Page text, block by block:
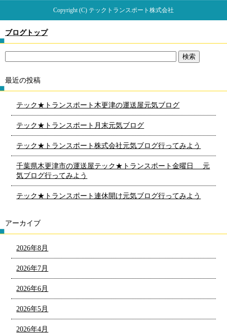
Copyright (C) テックトランスポート株式会社
ブログトップ
最近の投稿
テック★トランスポート木更津の運送屋元気ブログ
テック★トランスポート月末元気ブログ
テック★トランスポート株式会社元気ブログ行ってみよう
千葉県木更津市の運送屋テック★トランスポート金曜日 元
気ブログ行ってみよう
テック★トランスポート連休開け元気ブログ行ってみよう
アーカイブ
2026年8月
2026年7月
2026年6月
2026年5月
2026年4月